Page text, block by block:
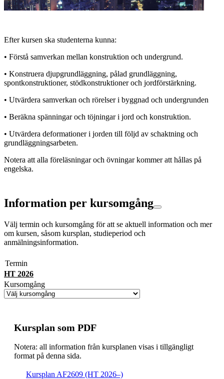
Efter kursen ska studenterna kunna:
• Förstå samverkan mellan konstruktion och undergrund.
• Konstruera djupgrundläggning, pålad grundläggning,
spontkonstruktioner, stödkonstruktioner och jordförstärkning.
• Utvärdera samverkan och rörelser i byggnad och undergrunden
• Beräkna spänningar och töjningar i jord och konstruktion.
• Utvärdera deformationer i jorden till följd av schaktning och
grundläggningsarbeten.
Notera att alla föreläsningar och övningar kommer att hållas på
engelska.
Information per kursomgång
Välj termin och kursomgång för att se aktuell information och mer
om kursen, såsom kursplan, studieperiod och
anmälningsinformation.
Termin
HT 2026
Kursomgång
Kursplan som PDF
Notera: all information från kursplanen visas i tillgängligt
format på denna sida.
Kursplan AF2609 (HT 2026–)